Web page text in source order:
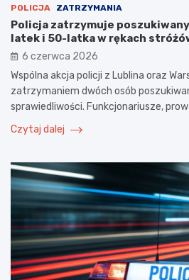
POLICJA ZATRZYMANIA
Policja zatrzymuje
latek i 50-latka w rękach
6 czerwca 2026
Wspólna akcja policji z Lublina oraz
zatrzymaniem dwóch osób
sprawiedliwości. Funkcjonariusze,
Czytaj dalej